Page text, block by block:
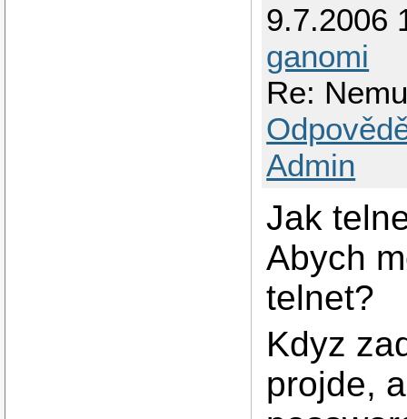
9.7.2006
ganomi
Re:
Admin
Jak
Abych
telnet?
Kdyz
projde,